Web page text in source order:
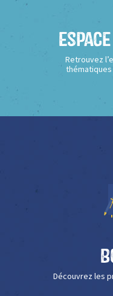
Retrouvez
thématiques
Découvrez les